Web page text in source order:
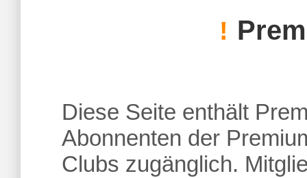
!
Diese Seite enthält
Abonnenten der
Clubs zugänglich.